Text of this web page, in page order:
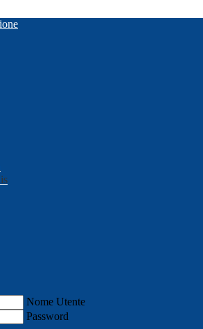
Nome Utente
Password